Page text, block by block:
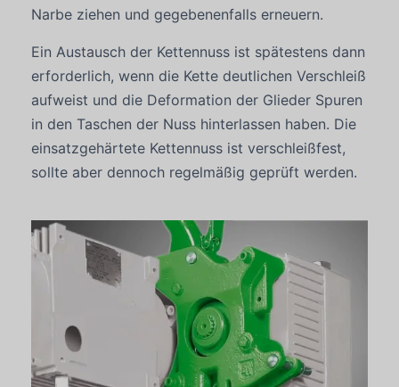
Narbe ziehen und gegebenenfalls erneuern.
Ein Austausch der Kettennuss ist spätestens dann
erforderlich, wenn die Kette deutlichen Verschleiß
aufweist und die Deformation der Glieder Spuren
in den Taschen der Nuss hinterlassen haben. Die
einsatzgehärtete Kettennuss ist verschleißfest,
sollte aber dennoch regelmäßig geprüft werden.